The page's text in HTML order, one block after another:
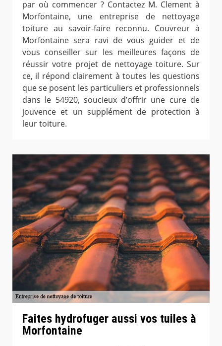
par où commencer ? Contactez M. Clement à
Morfontaine, une entreprise de nettoyage
toiture au savoir-faire reconnu. Couvreur à
Morfontaine sera ravi de vous guider et de
vous conseiller sur les meilleures façons de
réussir votre projet de nettoyage toiture. Sur
ce, il répond clairement à toutes les questions
que se posent les particuliers et professionnels
dans le 54920, soucieux d’offrir une cure de
jouvence et un supplément de protection à
leur toiture.
Faites hydrofuger aussi vos tuiles à
Morfontaine